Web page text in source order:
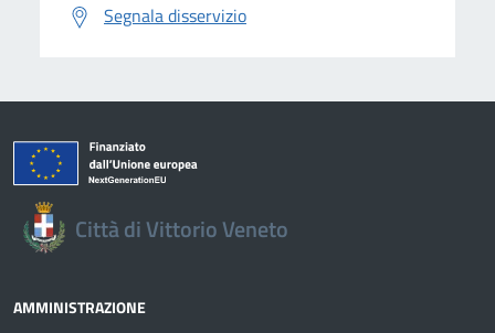
Segnala disservizio
Città di Vittorio Veneto
AMMINISTRAZIONE